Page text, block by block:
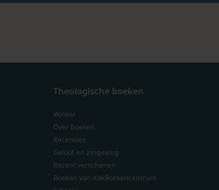
Theologische boeken
Winkel
Over boeken
Recensies
Geloof en zingeving
Recent verschenen
Boeken van KokBoekencentrum